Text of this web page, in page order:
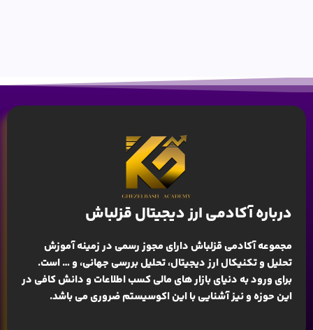
درباره آکادمی ارز دیجیتال قزلباش
مجموعه آکادمی قزلباش دارای مجوز رسمی در زمینهآموزش
تحلیل و تکنیکال ارز دیجیتال، تحلیل بررسی جهانی، و … است.
برای ورود به دنیای بازار های مالی کسب اطلاعات و دانش کافی در
این حوزه و نیز آشنایی با این اکوسیستم ضروری می باشد.